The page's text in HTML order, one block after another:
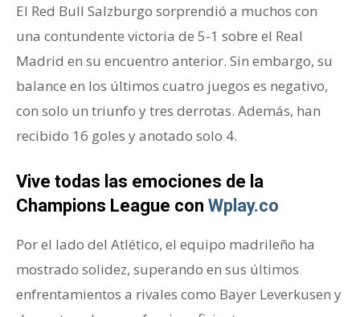
El Red Bull Salzburgo sorprendió a muchos con
una contundente victoria de 5-1 sobre el Real
Madrid en su encuentro anterior. Sin embargo, su
balance en los últimos cuatro juegos es negativo,
con solo un triunfo y tres derrotas. Además, han
recibido 16 goles y anotado solo 4.
Vive todas las emociones de la
Champions League con Wplay.co
Por el lado del Atlético, el equipo madrileño ha
mostrado solidez, superando en sus últimos
enfrentamientos a rivales como Bayer Leverkusen y